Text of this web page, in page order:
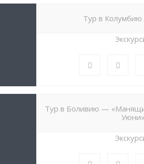
Тур в
Тур в Боливию —